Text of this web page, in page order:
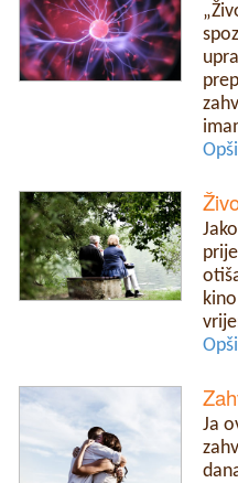
Ja